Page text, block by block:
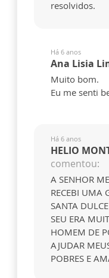
resolvidos.
Há 6 anos
Ana Lisia
Muito bom.
Eu me senti
Há 6 anos
HELIO
comentou:
A SENHOR
RECEBI UMA
SANTA
SEU ERA
HOMEM DE
AJUDAR
POBRES E